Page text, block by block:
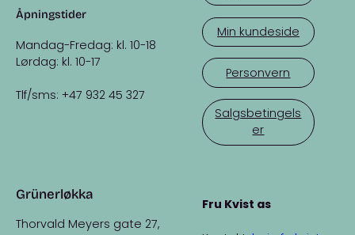
Åpningstider
Mandag-Fredag: kl. 10-18
Lørdag: kl. 10-17
Tlf/sms: +47 932 45 327
Grünerløkka
Thorvald Meyers gate 27,
Min kundeside
Personvern
Salgsbetingels
er
Fru Kvist as